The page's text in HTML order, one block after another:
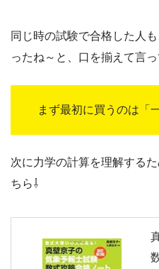
同じ時の試験で合格した人
ったね～と、口を揃えて言っ
まず最初に買うのは「
次に力学の計算を理解する
ちら⇩